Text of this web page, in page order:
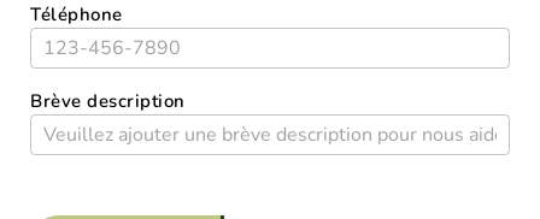
Téléphone
Brève description